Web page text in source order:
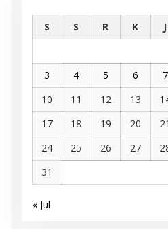
S
S R K J
3
4 5 6 7
10
11 12 13
17
18 19 20 21
24
25 26 27
31
« Jul